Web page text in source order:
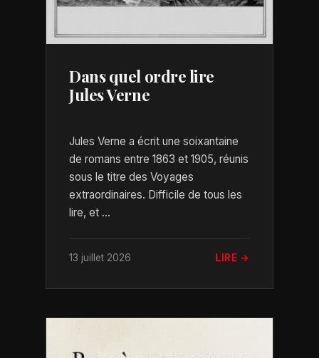
Dans quel ordre lire
Jules Verne
Jules Verne a écrit une soixantaine
de romans entre 1863 et 1905, réunis
sous le titre des Voyages
extraordinaires. Difficile de tous les
lire, et ...
13 juillet 2026 LIRE →